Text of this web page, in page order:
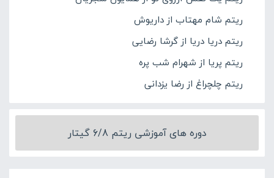
ریتم شام مهتاب از داریوش
ریتم دریا دریا از گرشا رضایی
ریتم پریا از شهرام شب پره
ریتم چلچراغ از رضا یزدانی
دوره های آموزشی ریتم 6/8 گیتار